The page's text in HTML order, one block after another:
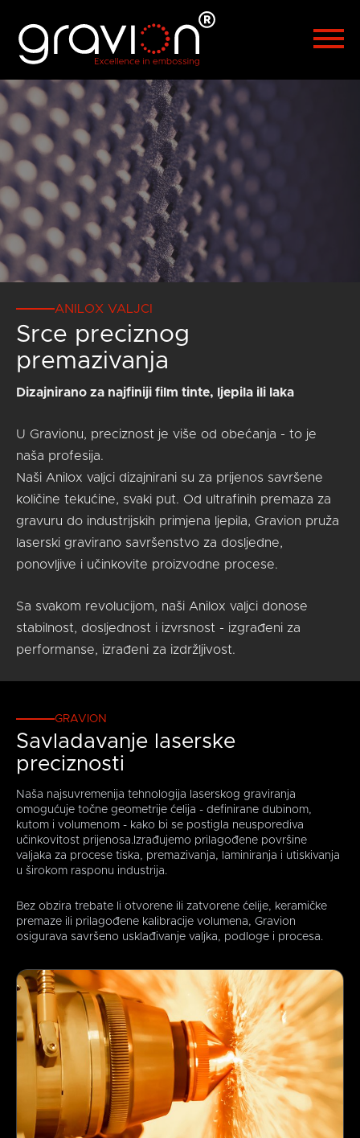
Türkçe
العربية 漢語
ANILOX VALJCI
Srce preciznog
premazivanja
Dizajnirano za najfiniji film tinte, ljepila ili laka
U Gravionu, preciznost je više od obećanja - to je
naša profesija.
Naši Anilox valjci dizajnirani su za prijenos savršene
količine tekućine, svaki put. Od ultrafinih premaza za
gravuru do industrijskih primjena ljepila, Gravion pruža
laserski gravirano savršenstvo za dosljedne,
ponovljive i učinkovite proizvodne procese.
Sa svakom revolucijom, naši Anilox valjci donose
stabilnost, dosljednost i izvrsnost - izgrađeni za
performanse, izrađeni za izdržljivost.
GRAVION
Savladavanje laserske
preciznosti
Naša najsuvremenija tehnologija laserskog graviranja
omogućuje točne geometrije ćelija - definirane dubinom,
kutom i volumenom - kako bi se postigla neusporediva
učinkovitost prijenosa.Izrađujemo prilagođene površine
valjaka za procese tiska, premazivanja, laminiranja i utiskivanja
u širokom rasponu industrija.
Bez obzira trebate li otvorene ili zatvorene ćelije, keramičke
premaze ili prilagođene kalibracije volumena, Gravion
osigurava savršeno usklađivanje valjka, podloge i procesa.